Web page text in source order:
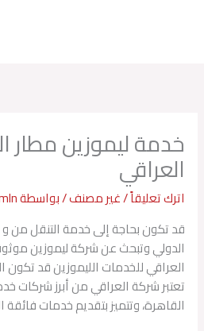
خدمة ليموزين مطار
العراقي
اترك تعليقاً/غير مصنف/ بواسطة
قد تكون بحاجة إلى خدمة التنقل من و
الدولي وتبحث عن شركة ليموزين
العراقي للخدمات الليموزين قد تكون
تعتبر شركة العراقي من أبرز شركات
القاهرة، وتتميز بتقديم خدمات فائقة